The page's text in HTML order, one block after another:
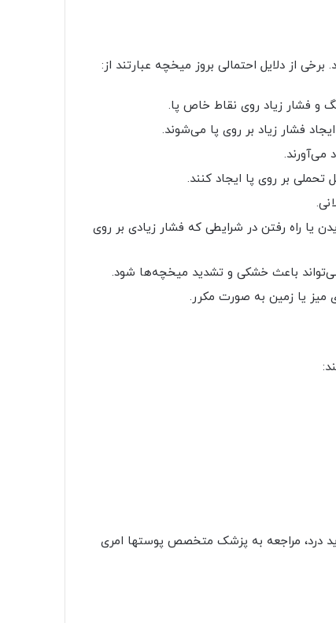
از دلایل احتمالی بروز میخچه عبارتند از:
و فشار زیاد روی نقاط خاص پا.
فشار زیاد بر روی پا می‌شوند.
می‌آورند.
بر روی پا ایجاد کنند.
یا راه رفتن در شرایطی که فشار زیادی بر روی
باعث خشکی و تشدید میخچه‌ها شود.
میز یا زمین به صورت مکرر.
درد، مراجعه به پزشک متخصص پوستها امری